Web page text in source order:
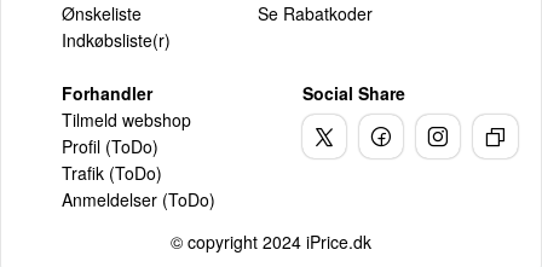
Ønskeliste
Indkøbsliste(r)
Se Rabatkoder
Forhandler
Tilmeld webshop
Profil (ToDo)
Trafik (ToDo)
Anmeldelser (ToDo)
Social Share
© copyright 2024 iPrice.dk